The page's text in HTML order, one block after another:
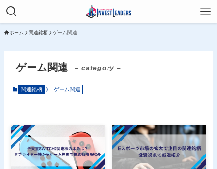
ホーム 関連銘柄 ゲーム関連
ゲーム関連 – category –
関連銘柄 ゲーム関連